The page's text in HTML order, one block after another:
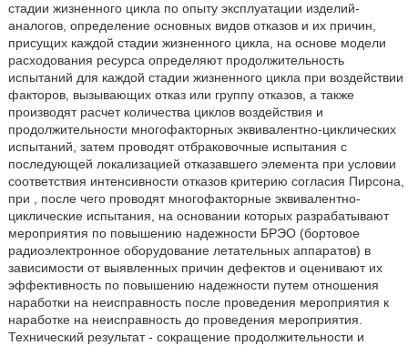
стадии жизненного цикла по опыту эксплуатации изделий-
аналогов, определение основных видов отказов и их причин,
присущих каждой стадии жизненного цикла, на основе модели
расходования ресурса определяют продолжительность
испытаний для каждой стадии жизненного цикла при воздействии
факторов, вызывающих отказ или группу отказов, а также
производят расчет количества циклов воздействия и
продолжительности многофакторных эквивалентно-циклических
испытаний, затем проводят отбраковочные испытания с
последующей локализацией отказавшего элемента при условии
соответствия интенсивности отказов критерию согласия Пирсона,
при , после чего проводят многофакторные эквивалентно-
циклические испытания, на основании которых разрабатывают
мероприятия по повышению надежности БРЭО (бортовое
радиоэлектронное оборудование летательных аппаратов) в
зависимости от выявленных причин дефектов и оценивают их
эффективность по повышению надежности путем отношения
наработки на неисправность после проведения мероприятия к
наработке на неисправность до проведения мероприятия.
Технический результат - сокращение продолжительности и